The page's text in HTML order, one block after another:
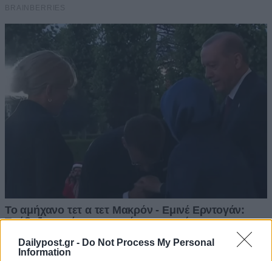
Dailypost.gr - Do Not Process My Personal
Information